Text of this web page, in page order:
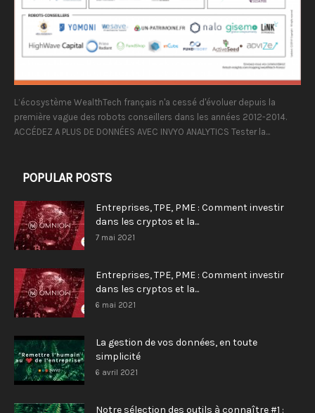
L’écosystème WealthTech français n'a cessé d'évoluer depuis la
première vague des robots conseillers dans les années 2012-2014.
ACCÉDEZ A PLUS DE DONNÉES AVEC INVYO ANALYTICS Tester la...
POPULAR POSTS
Entreprises, TPE, PME : Comment investir
dans les cryptos et la...
7 mai 2021
Entreprises, TPE, PME : Comment investir
dans les cryptos et la...
6 mai 2021
La gestion de vos données, en toute
simplicité
6 avril 2021
Notre sélection des outils à connaître #1 :